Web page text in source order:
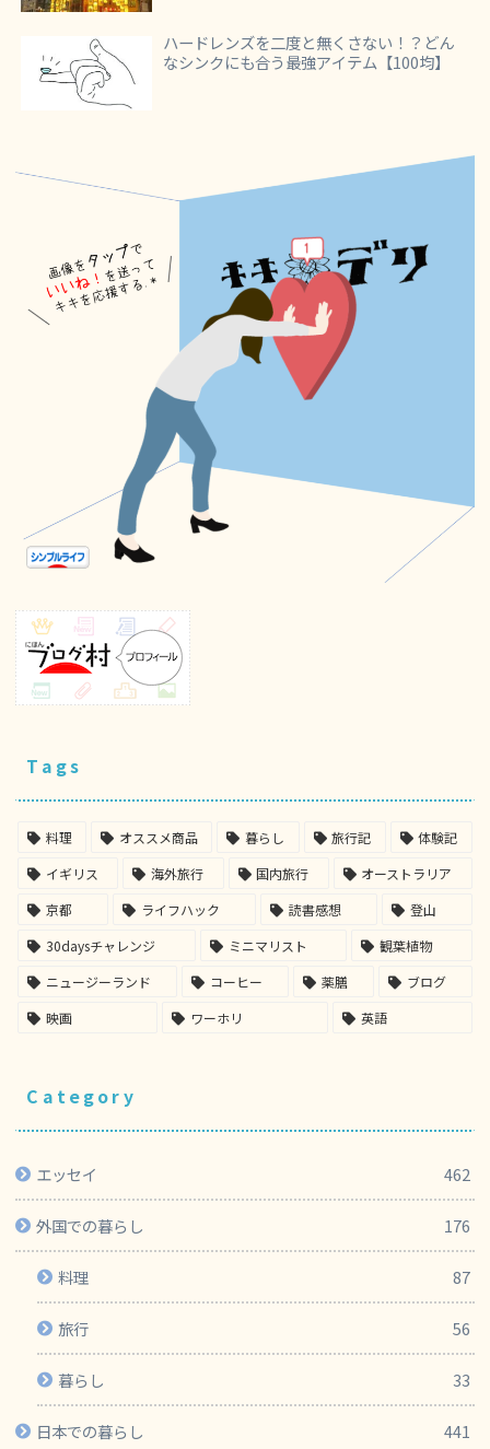
ハードレンズを二度と無くさない！？どん
なシンクにも合う最強アイテム【100均】
Tags
料理 オススメ商品 暮らし 旅行記
体験記
イギリス
海外旅行 国内旅行
オーストラリア
京都
ライフハック 読書感想
登山
30daysチャレンジ
ミニマリスト
観葉植物
ニュージーランド
コーヒー 薬膳
ブログ
映画
ワーホリ 英語
Category
エッセイ 462
外国での暮らし 176
料理 87
旅行 56
暮らし 33
日本での暮らし 441